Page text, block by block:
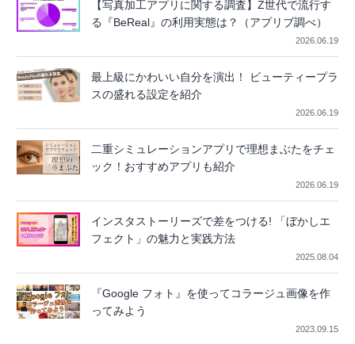
【写真加工アプリに関する調査】Z世代で流行す
る『BeReal』の利用実態は？（アプリブ調べ）
2026.06.19
最上級にかわいい自分を演出！ ビューティープラ
スの盛れる設定を紹介
2026.06.19
二重シミュレーションアプリで理想まぶたをチェ
ック！おすすめアプリも紹介
2026.06.19
インスタストーリーズで差をつける! 「ぼかしエ
フェクト」の魅力と実践方法
2025.08.04
『Google フォト』を使ってコラージュ画像を作
ってみよう
2023.09.15